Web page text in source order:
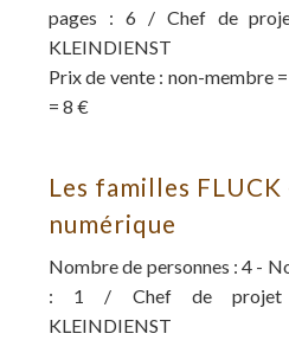
pages : 6 / Chef de
KLEINDIENST
Prix de vente : non-membre
= 8 €
Les familles
numérique
Nombre de personnes : 4 -
: 1 / Chef de projet :
KLEINDIENST